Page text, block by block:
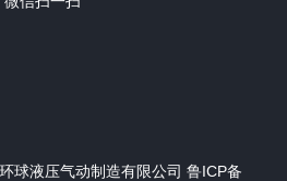
球液压气动制造有限公司 鲁ICP备